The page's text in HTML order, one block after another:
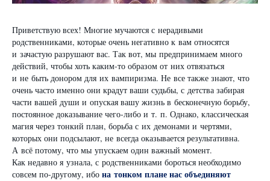
Приветствую всех! Многие мучаются с нерадивыми
родственниками, которые очень негативно к вам относятся
и зачастую разрушают вас. Так вот, мы предпринимаем много
действий, чтобы хоть каким-то образом от них отвязаться
и не быть донором для их вампиризма. Не все также знают, что
очень часто именно они крадут ваши судьбы, с детства забирая
части вашей души и опуская вашу жизнь в бесконечную борьбу,
постоянное доказывание чего-либо и т. п. Однако, классическая
магия через тонкий план, борьба с их демонами и чертями,
которых они подсылают, не всегда оказывается результативна.
А всё потому, что мы упускаем один важный момент.
Как недавно я узнала, с родственниками бороться необходимо
совсем по-другому, ибо на тонком плане нас объединяют